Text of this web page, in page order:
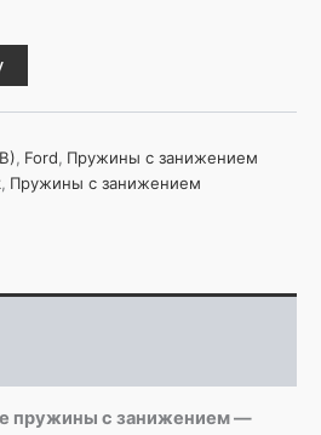
, Ford, Пружины с занижением
, Пружины с занижением
пружины с занижением —